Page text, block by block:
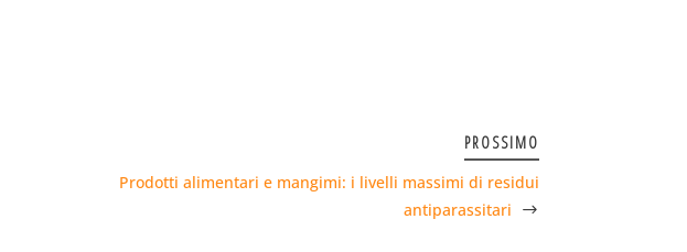
PROSSIMO
Prodotti alimentari e mangimi: i livelli massimi di residui
antiparassitari